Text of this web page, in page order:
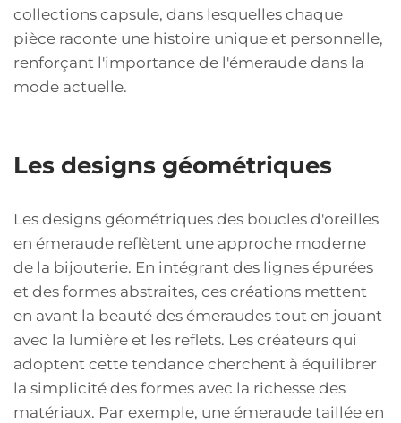
collections capsule, dans lesquelles chaque
pièce raconte une histoire unique et personnelle,
renforçant l'importance de l'émeraude dans la
mode actuelle.
Les designs géométriques
Les designs géométriques des boucles d'oreilles
en émeraude reflètent une approche moderne
de la bijouterie. En intégrant des lignes épurées
et des formes abstraites, ces créations mettent
en avant la beauté des émeraudes tout en jouant
avec la lumière et les reflets. Les créateurs qui
adoptent cette tendance cherchent à équilibrer
la simplicité des formes avec la richesse des
matériaux. Par exemple, une émeraude taillée en